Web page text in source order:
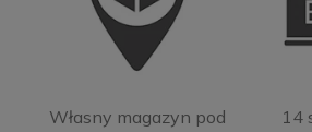
Własny magazyn pod
14